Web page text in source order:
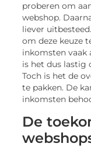
proberen om
webshop.
liever
om deze keuze
inkomsten vaak
is het dus lastig
Toch is het de
te pakken. De
inkomsten
De